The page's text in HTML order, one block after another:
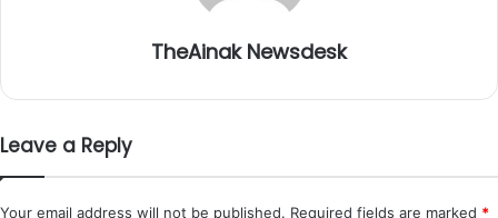
TheAinak Newsdesk
Leave a Reply
Your email address will not be published. Required fields are marked *